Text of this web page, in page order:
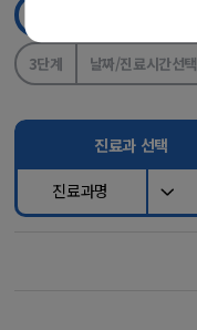
3단계 날짜/진료시간선택
진료과 선택
진료과명